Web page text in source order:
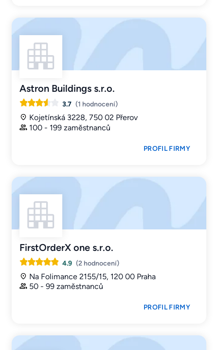
Astron Buildings s.r.o.
3.7 (1 hodnocení)
Kojetínská 3228, 750 02 Přerov
100 - 199 zaměstnanců
PROFIL FIRMY
FirstOrderX one s.r.o.
4.9 (2 hodnocení)
Na Folimance 2155/15, 120 00 Praha
50 - 99 zaměstnanců
PROFIL FIRMY